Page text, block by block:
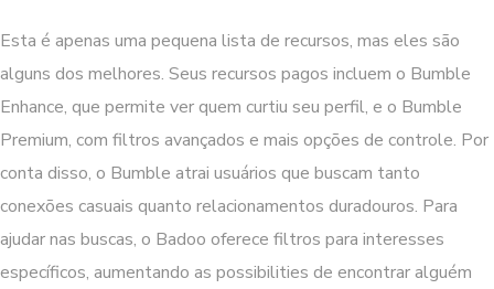
Esta é apenas uma pequena lista de recursos, mas eles são
alguns dos melhores. Seus recursos pagos incluem o Bumble
Enhance, que permite ver quem curtiu seu perfil, e o Bumble
Premium, com filtros avançados e mais opções de controle. Por
conta disso, o Bumble atrai usuários que buscam tanto
conexões casuais quanto relacionamentos duradouros. Para
ajudar nas buscas, o Badoo oferece filtros para interesses
específicos, aumentando as possibilities de encontrar alguém